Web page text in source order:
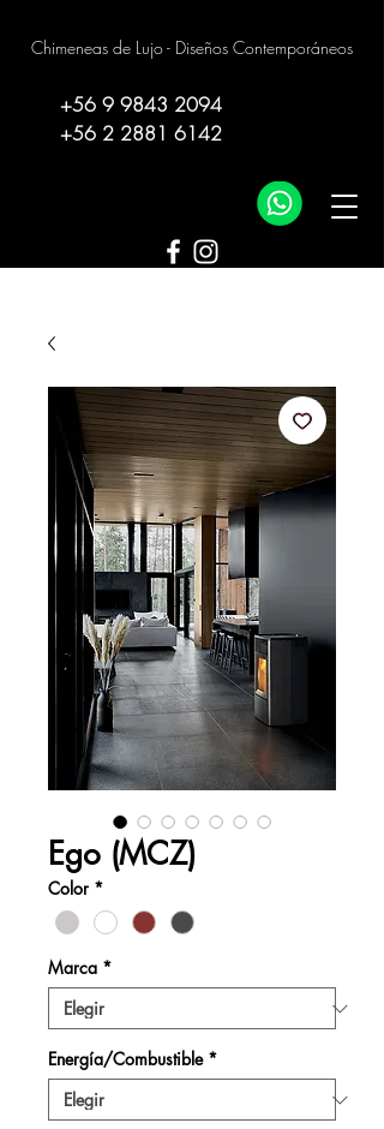
Chimeneas de Lujo - Diseños Contemporáneos
+56 9 9843 2094
+56 2 2881 6142
Ego (MCZ)
Color *
Marca *
Energía/Combustible *